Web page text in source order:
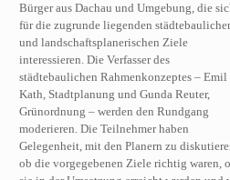
Bürger aus Dachau und Umgebung, die
für die zugrunde liegenden
und landschaftsplanerischen Ziele
interessieren. Die Verfasser des
städtebaulichen Rahmenkonzeptes – Emil
Kath, Stadtplanung und Gunda Reuter,
Grünordnung – werden den Rundgang
moderieren. Die Teilnehmer haben
Gelegenheit, mit den Planern zu
ob die vorgegebenen Ziele richtig waren,